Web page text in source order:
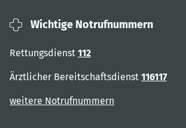
Wichtige Notrufnummern
Rettungsdienst 112
Ärztlicher Bereitschaftsdienst 116117
weitere Notrufnummern